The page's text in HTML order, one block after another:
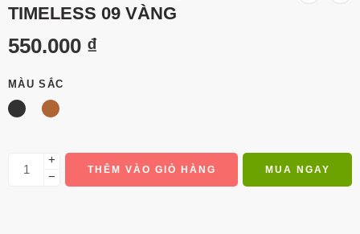
TIMELESS 09 VÀNG
550.000 ₫
MÀU SẮC
+
−
THÊM VÀO GIỎ HÀNG MUA NGAY